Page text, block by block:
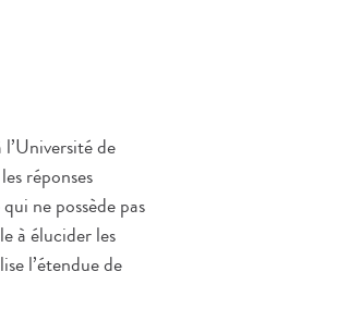
de
réponses
ne possède pas
à élucider les
l’étendue de